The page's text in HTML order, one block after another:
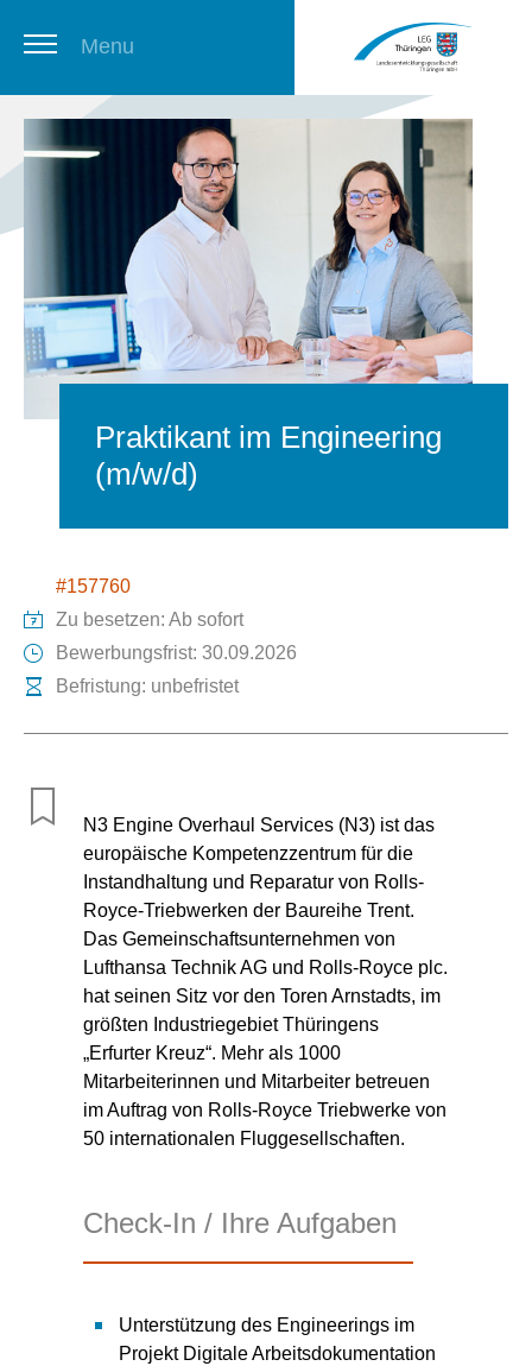
Menu
Thüringer Stellenbörse
Praktikant im Engineering
(m/w/d)
#157760
Zu besetzen: Ab sofort
Bewerbungsfrist: 30.09.2026
Befristung: unbefristet
N3 Engine Overhaul Services (N3) ist das
europäische Kompetenzzentrum für die
Instandhaltung und Reparatur von Rolls-
Royce-Triebwerken der Baureihe Trent.
Das Gemeinschaftsunternehmen von
Lufthansa Technik AG und Rolls-Royce plc.
hat seinen Sitz vor den Toren Arnstadts, im
größten Industriegebiet Thüringens
„Erfurter Kreuz“. Mehr als 1000
Mitarbeiterinnen und Mitarbeiter betreuen
im Auftrag von Rolls-Royce Triebwerke von
50 internationalen Fluggesellschaften.
Check-In / Ihre Aufgaben
Unterstützung des Engineerings im
Projekt Digitale Arbeitsdokumentation